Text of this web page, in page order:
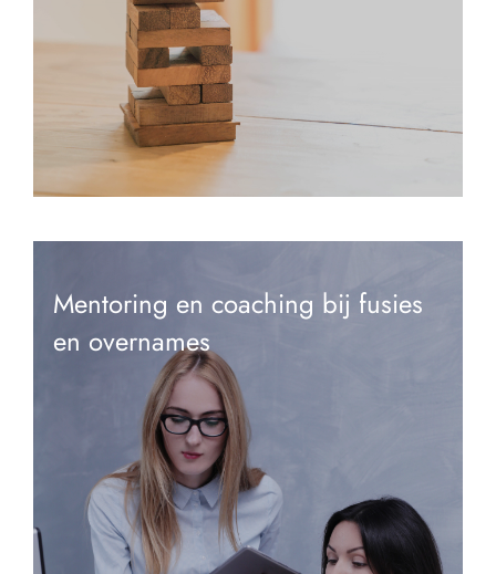
Mentoring en coaching bij fusies
en overnames